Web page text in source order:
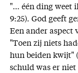
"… één ding weet
9:25). God geeft
Een ander aspect
"Toen zij niets
hun beiden kwijt"
schuld was er niet